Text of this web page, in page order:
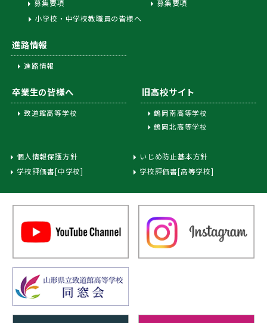
募集要項
募集要項
小学校・中学校教職員の皆様へ
進路情報
進路情報
卒業生の皆様へ
致道館高等学校
旧高校サイト
鶴岡南高等学校
鶴岡北高等学校
個人情報保護方針
いじめ防止基本方針
学校評価書[中学校]
学校評価書[高等学校]